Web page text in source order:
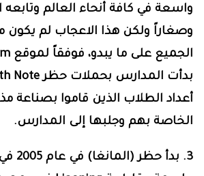
واسعة في كافة أنحاء العالم وتابعه
وصغاراً ولكن هذا الاعجاب لم يكون
الجميع على ما يبدو، فوفقاً لموقع
بدأت المدارس بحملات حظرNote
أعداد الطلاب الذين قاموا بصناعة
الخاصة بهم وجلبها إلى المدارس.
3. بدأ حظر (المانغا) في عام 2005 في